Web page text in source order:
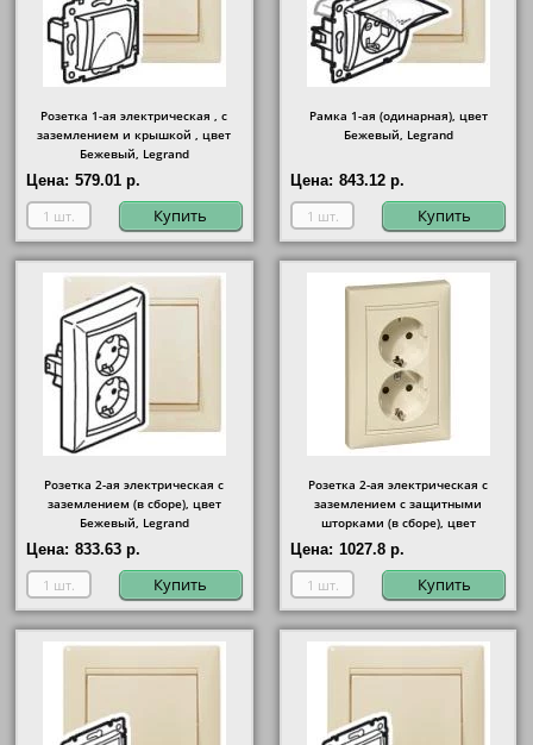
Розетка 1-ая электрическая , с
заземлением и крышкой , цвет
Бежевый, Legrand
Цена: 579.01 р.
Купить
Рамка 1-ая (одинарная), цвет
Бежевый, Legrand
Цена: 843.12 р.
Купить
Розетка 2-ая электрическая с
заземлением (в сборе), цвет
Бежевый, Legrand
Цена: 833.63 р.
Купить
Розетка 2-ая электрическая с
заземлением с защитными
шторками (в сборе), цвет
Бежевый, Legrand
Цена: 1027.8 р.
Купить